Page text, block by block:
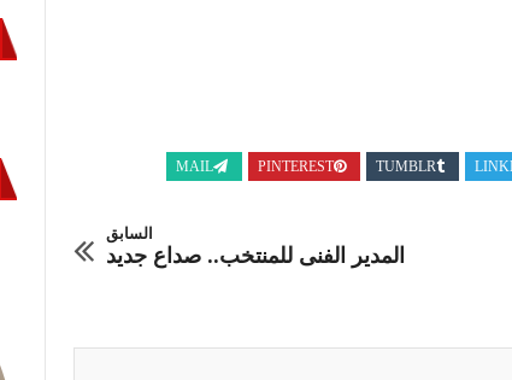
TUMBLR
PINTEREST
MAIL
السابق
المدير الفنى للمنتخب.. صداع جديد